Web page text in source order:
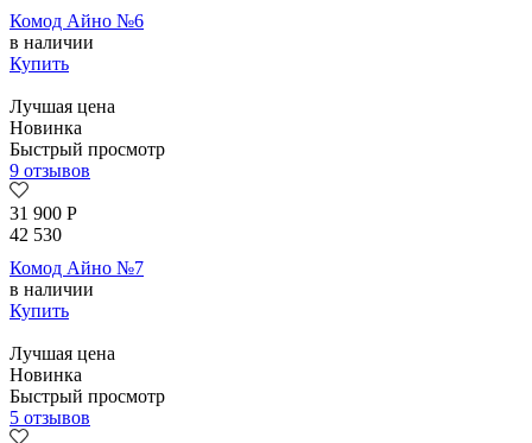
Комод Айно №6
в наличии
Купить
Лучшая цена
Новинка
Быстрый просмотр
9 отзывов
31 900 Р
42 530
Комод Айно №7
в наличии
Купить
Лучшая цена
Новинка
Быстрый просмотр
5 отзывов